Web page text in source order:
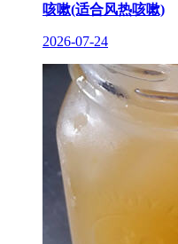
咳嗽(适合风热咳嗽)
2026-07-24